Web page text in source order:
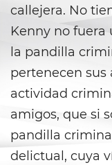
Real
callejera. No
Kenny no
la pandilla
pertenecen sus
actividad
amigos, que si
pandilla
delictual, cuya